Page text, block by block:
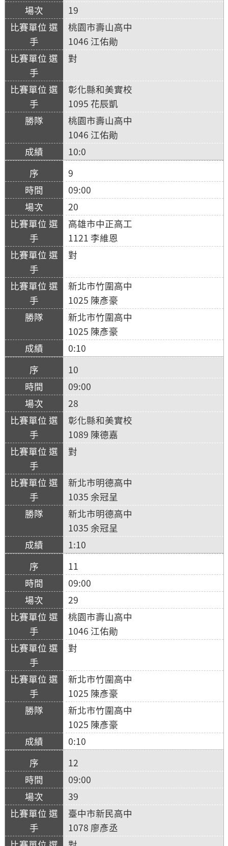
19
桃園市壽山高中
1046 江佑勛
對
彰化縣和美實校
1095 花辰凱
桃園市壽山高中
1046 江佑勛
10:0
9
09:00
20
高雄市中正高工
1121 李維恩
對
新北市竹圍高中
1025 陳彥豪
新北市竹圍高中
1025 陳彥豪
0:10
10
09:00
28
彰化縣和美實校
1089 陳德嘉
對
新北市明德高中
1035 余冠呈
新北市明德高中
1035 余冠呈
1:10
11
09:00
29
桃園市壽山高中
1046 江佑勛
對
新北市竹圍高中
1025 陳彥豪
新北市竹圍高中
1025 陳彥豪
0:10
12
09:00
39
臺中市新民高中
1078 廖彥丞